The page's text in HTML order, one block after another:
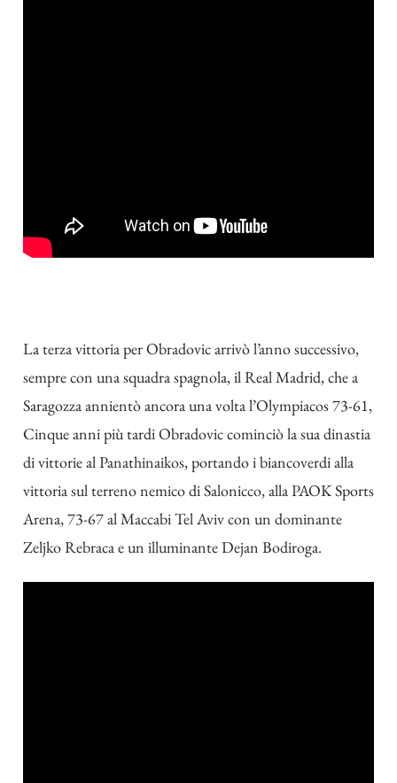
La terza vittoria per Obradovic arrivò l’anno successivo,
sempre con una squadra spagnola, il Real Madrid, che a
Saragozza annientò ancora una volta l’Olympiacos 73-61,
Cinque anni più tardi Obradovic cominciò la sua dinastia
di vittorie al Panathinaikos, portando i biancoverdi alla
vittoria sul terreno nemico di Salonicco, alla PAOK Sports
Arena, 73-67 al Maccabi Tel Aviv con un dominante
Zeljko Rebraca e un illuminante Dejan Bodiroga.